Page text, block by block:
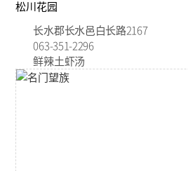
松川花园
长水郡长水邑白长路2167
063-351-2296
鲜辣土虾汤